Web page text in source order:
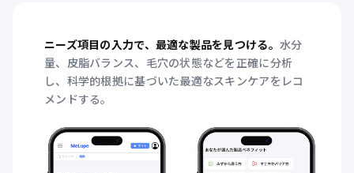
ニーズ項目の入力で、最適な製品を見つける。 水分
量、皮脂バランス、毛穴の状態などを正確に分析
し、科学的根拠に基づいた最適なスキンケアをレコ
メンドする。